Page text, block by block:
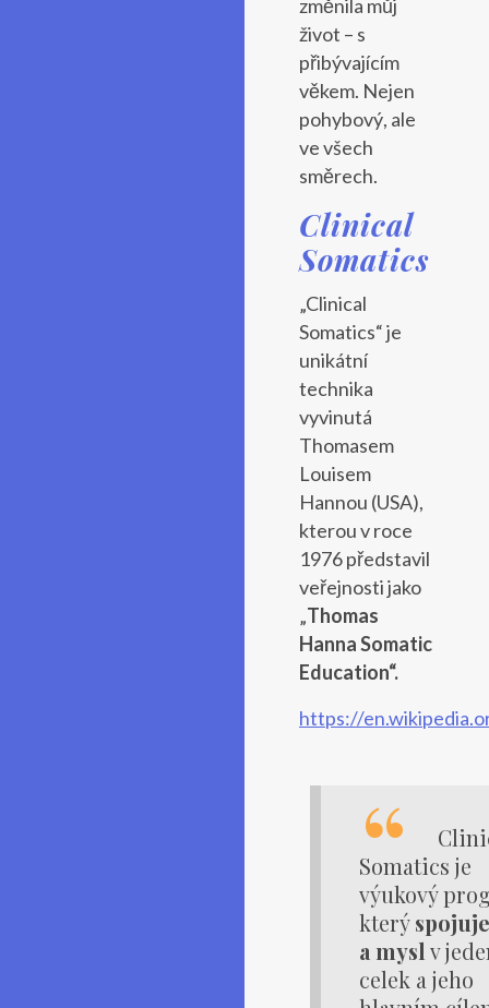
změnila můj
život – s
přibývajícím
věkem. Nejen
pohybový, ale
ve všech
směrech.
Clinical
Somatics
„Clinical
Somatics“ je
unikátní
technika
vyvinutá
Thomasem
Louisem
Hannou (USA),
kterou v roce
1976 představil
veřejnosti jako
„Thomas
Hanna Somatic
Education“.
https://
Somatics je
výukový
který
a mysl v
celek a jeho